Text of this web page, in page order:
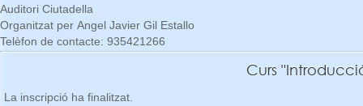
Auditori Ciutadella
Organitzat per Angel Javier Gil Estallo
Telèfon de contacte: 935421266
Curs
La inscripció ha finalitzat.